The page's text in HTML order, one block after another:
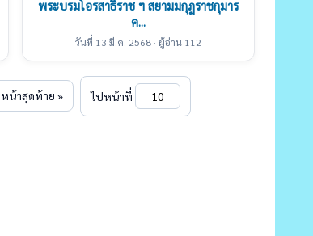
พระบรมโอรสาธิราช ฯ สยามมกุฎราชกุมาร
ค...
วันที่ 13 มี.ค. 2568 · ผู้อ่าน 112
หน้าสุดท้าย » ไปหน้าที่